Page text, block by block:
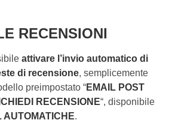
RECENSIONI
attivare l’invio automatico di
di recensione, semplicemente
preimpostato “EMAIL POST
RECENSIONE“, disponibile
AUTOMATICHE.